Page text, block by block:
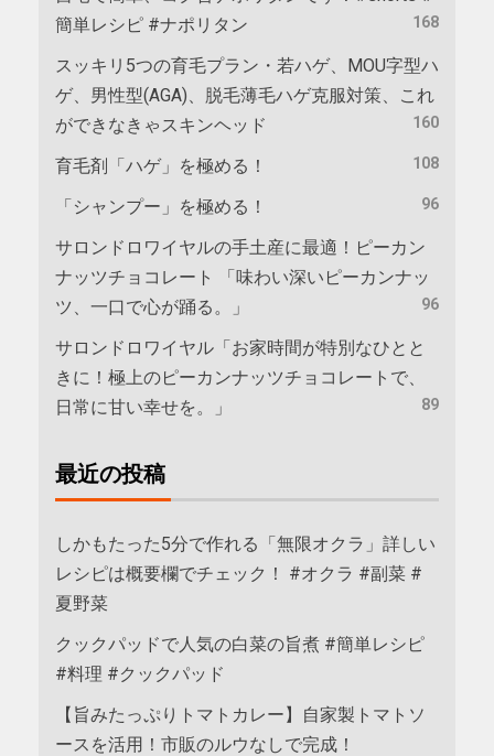
簡単レシピ #ナポリタン
168
スッキリ5つの育毛プラン・若ハゲ、MOU字型ハ
ゲ、男性型(AGA)、脱毛薄毛ハゲ克服対策、これ
ができなきゃスキンヘッド
160
育毛剤「ハゲ」を極める！ 108
「シャンプー」を極める！ 96
サロンドロワイヤルの手土産に最適！ピーカン
ナッツチョコレート 「味わい深いピーカンナッ
ツ、一口で心が踊る。」
96
サロンドロワイヤル「お家時間が特別なひとと
きに！極上のピーカンナッツチョコレートで、
日常に甘い幸せを。」
89
最近の投稿
しかもたった5分で作れる「無限オクラ」詳しい
レシピは概要欄でチェック！ #オクラ #副菜 #
夏野菜
クックパッドで人気の白菜の旨煮 #簡単レシピ
#料理 #クックパッド
【旨みたっぷりトマトカレー】自家製トマトソ
ースを活用！市販のルウなしで完成！